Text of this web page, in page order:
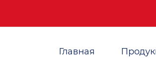
Главная